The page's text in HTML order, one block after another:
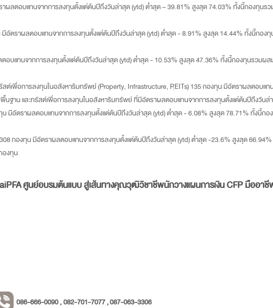
ผลตอบแทนจากการลงทุนตั้งแต่ต้นปีถึงวันล่าสุด (ytd) ต่ำสุด – 39.81% สูงสุด 74.03% ทั้งนี้กองทุน
อัตราผลตอบแทนจากการลงทุนตั้งแต่ต้นปีถึงวันล่าสุด (ytd) ต่ำสุด - 8.91% สูงสุด 14.44% ทั้งนี้กอ
อบแทนจากการลงทุนตั้งแต่ต้นปีถึงวันล่าสุด (ytd) ต่ำสุด - 10.53% สูงสุด 47.36% ทั้งนี้กองทุนรวม
ต์เพื่อการลงทุนในอสังหาริมทรัพย์ (Property, Infrastructure, REITs) 135 กองทุน มีอัตราผลตอบ
ฐาน และทรัสต์เพื่อการลงทุนในอสังหาริมทรัพย์ ที่มีอัตราผลตอบแทนจากการลงทุนตั้งแต่ต้นปีถึงวัน
มีอัตราผลตอบแทนจากการลงทุนตั้งแต่ต้นปีถึงวันล่าสุด (ytd) ต่ำสุด - 6.08% สูงสุด 78.71% ทั้งนี้
กองทุน มีอัตราผลตอบแทนจากการลงทุนตั้งแต่ต้นปีถึงวันล่าสุด (ytd) ต่ำสุด -23.6% สูงสุด
องทุน
ศูนย์อบรมต้นแบบ สู่เส้นทางคุณวุฒิวิชาชีพนักวางแผนการเงินCFPมืออาชี
086-666-0090 , 082-701-7077 , 087-063-3306